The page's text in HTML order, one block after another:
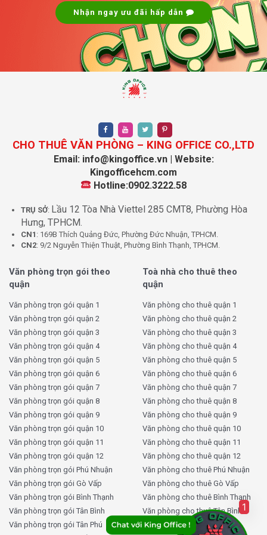
Phí ngoài giờ Thỏa thuận
3 tháng
Theo quý/tháng
Diện tích cho thuê 80m² – 240m²
Tối thiểu 2 năm
Giá thuê và diện tích trống có thể thay đổi theo
từng thời điểm. Vui lòng liên hệ KingOffice để được
cập nhật chính xác.
Tại sao nên thuê văn phòng DTC
Hệ thống hơn 2000 tòa nhà:
liệu cập nhật liên tục, giúp bạn có nhiều lựa chọn đa
Báo giá nhanh trong 5 phút:Đội ngũ chuyên viên tư
vấn giàu kinh nghiệm luôn sẵn sàng hỗ trợ và cung
Cập nhật giá thuê hàng ngày:
Thông tin thuê văn
phòng luôn được cập nhật mới nhất, giúp bạn không
bỏ lỡ cơ hội thuê tốt.
Cam kết chính xác 100%: Tất cả báo giá và thông
tin tòa nhà đều minh bạch, đúng thực tế, không phát
sinh chi phí ẩn.
Dịch vụ đưa đón miễn phí:Khách hàng được hỗ trợ
đưa rước xem văn phòng hoàn toàn miễn phí, tiết
kiệm thời gian và chi phí.
Tư vấn thành lập công ty:Hỗ trợ đầy đủ các thủ
tục pháp lý, từ A-Z khi bạn cần thành lập doanh
nghiệp mới.
Tư vấn thiết kế văn phòng miễn phí:Đội ngũ thiết
kế nội thất của KingOffice sẽ đồng hành cùng bạn
trong việc tạo ra không gian làm việc khoa học, sáng
tạo và chuyên nghiệp.
Nhận ngay ưu đãi hấp dẫn
CHO THUÊ VĂN PHÒNG – KING OFFICE CO.,LTD
Email: info@kingoffice.vn | Website:
Kingofficehcm.com
Hotline:0902.3222.58
TRỤ SỞ: Lầu 12 Tòa Nhà Viettel 285 CMT8, Phường Hòa
Hưng, TPHCM.
CN1 : 169B Thích Quảng Đức, Phường Đức Nhuận, TPHCM.
CN2: 9/2 Nguyễn Thiện Thuật, Phường Bình Thạnh, TPHCM.
Văn phòng trọn gói theo
quận
Văn phòng trọn gói quận 1
Văn phòng trọn gói quận 2
Văn phòng trọn gói quận 3
Văn phòng trọn gói quận 4
Văn phòng trọn gói quận 5
Văn phòng trọn gói quận 6
Văn phòng trọn gói quận 7
Văn phòng trọn gói quận 8
Văn phòng trọn gói quận 9
Văn phòng trọn gói quận 10
Văn phòng trọn gói quận 11
Văn phòng trọn gói quận 12
Văn phòng trọn gói Phú Nhuận
Văn phòng trọn gói Gò Vấp
Văn phòng trọn gói Bình Thạnh
Văn phòng trọn gói Tân Bình
Văn phòng trọn gói Tân Phú
Toà nhà cho thuê theo
quận
Văn phòng cho thuê quận 1
Văn phòng cho thuê quận 2
Văn phòng cho thuê quận 3
Văn phòng cho thuê quận 4
Văn phòng cho thuê quận 5
Văn phòng cho thuê quận 6
Văn phòng cho thuê quận 7
Văn phòng cho thuê quận 8
Văn phòng cho thuê quận 9
Văn phòng cho thuê quận 10
Văn phòng cho thuê quận 11
Văn phòng cho thuê quận 12
Văn phòng cho thuê Phú Nhuận
Văn phòng cho thuê Gò Vấp
Văn phòng cho thuê Bình Thạnh
Văn phòng cho thuê Tân Bình
Văn phòng cho thuê Tân Phú
1